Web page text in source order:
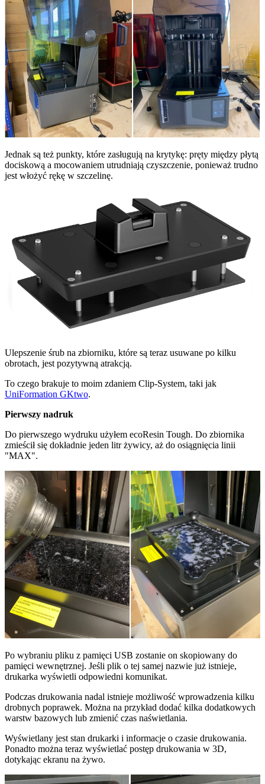
Jednak są też punkty, które zasługują na krytykę: pręty między płytą
dociskową a mocowaniem utrudniają czyszczenie, ponieważ trudno
jest włożyć rękę w szczelinę.
Ulepszenie śrub na zbiorniku, które są teraz usuwane po kilku
obrotach, jest pozytywną atrakcją.
To czego brakuje to moim zdaniem Clip-System, taki jak
UniFormation GKtwo.
Pierwszy nadruk
Do pierwszego wydruku użyłem ecoResin Tough. Do zbiornika
zmieścił się dokładnie jeden litr żywicy, aż do osiągnięcia linii
"MAX".
Po wybraniu pliku z pamięci USB zostanie on skopiowany do
pamięci wewnętrznej. Jeśli plik o tej samej nazwie już istnieje,
drukarka wyświetli odpowiedni komunikat.
Podczas drukowania nadal istnieje możliwość wprowadzenia kilku
drobnych poprawek. Można na przykład dodać kilka dodatkowych
warstw bazowych lub zmienić czas naświetlania.
Wyświetlany jest stan drukarki i informacje o czasie drukowania.
Ponadto można teraz wyświetlać postęp drukowania w 3D,
dotykając ekranu na żywo.